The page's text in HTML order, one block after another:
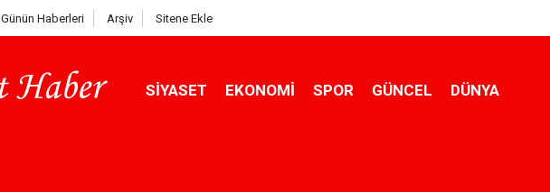
Günün Haberleri Arşiv Sitene Ekle
SİYASET EKONOMİ SPOR GÜNCEL DÜNYA